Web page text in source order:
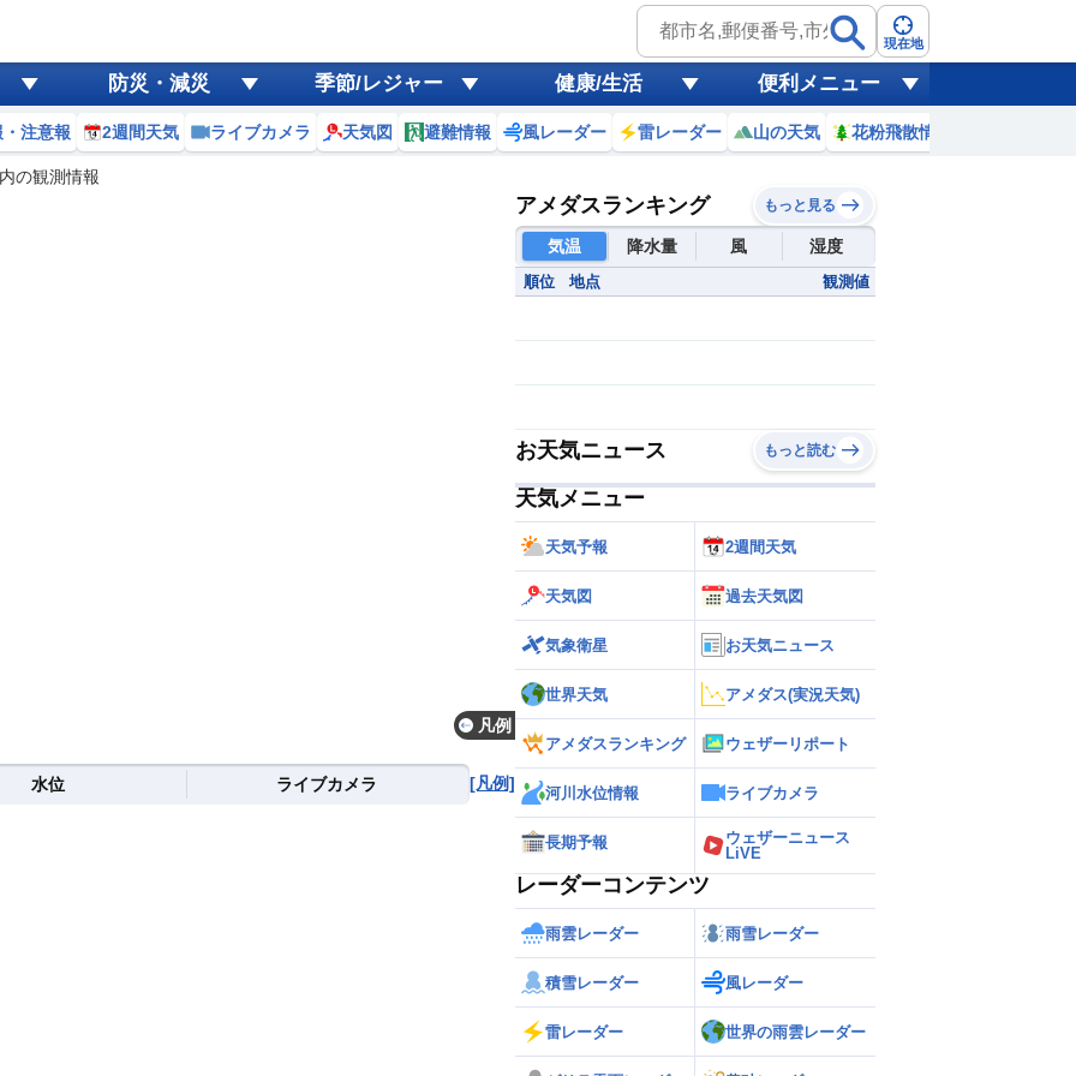
現在地
防災・減災 季節/レジャー 健康/生活 便利メニュー
注意報 2週間天気 ライブカメラ 天気図 避難情報 風レーダー 雷レーダー 山の天気 花粉飛散情報
の観測情報
凡例
30mm~
15~19mm
10~14mm
5~9mm
3~4mm
1~2mm
氾濫危険
避難判断
氾濫注意
水防団待機
平常・基準なし
欠測
ライブカメラ
水位 ライブカメラ [凡例]
アメダスランキング もっと見る
気温 降水量 風 湿度
順位 地点 観測値
お天気ニュース もっと読む
天気メニュー
天気予報 2週間天気
天気図 過去天気図
気象衛星 お天気ニュース
世界天気 アメダス(実況天気)
アメダスランキング ウェザーリポート
河川水位情報 ライブカメラ
長期予報
ウェザーニュース
LiVE
レーダーコンテンツ
雨雲レーダー 雨雪レーダー
積雪レーダー 風レーダー
雷レーダー 世界の雨雲レーダー